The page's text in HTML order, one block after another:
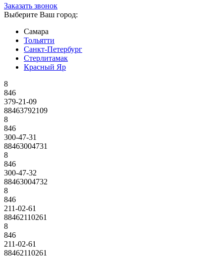
Заказать звонок
Выберите Ваш город:
Самара
Тольятти
Санкт-Петербург
Стерлитамак
Красный Яр
8
846
379-21-09
88463792109
8
846
300-47-31
88463004731
8
846
300-47-32
88463004732
8
846
211-02-61
88462110261
8
846
211-02-61
88462110261